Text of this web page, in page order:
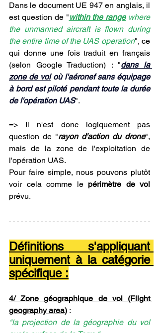
Dans le document UE 947 en anglais, il
est question de "within the range where
the unmanned aircraft is flown during
the entire time of the UAS operation", ce
qui donne une fois traduit en français
(selon Google Traduction) : "dans la
zone de vol où l'aéronef sans équipage
à bord est piloté pendant toute la durée
de l'opération UAS".
=> Il n'est donc logiquement pas
question de "rayon d'action du drone",
mais de la zone de l'exploitation de
l'opération UAS.
Pour faire simple, nous pouvons plutôt
voir cela comme le
prévu.
Définitions s'appliquant
uniquement à la catégorie
spécifique :
4/ Zone géographique de vol (Flight
geography area) :
"la projection de la géographie du vol